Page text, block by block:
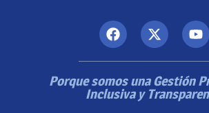
Porque somos una Gestión
Inclusiva y